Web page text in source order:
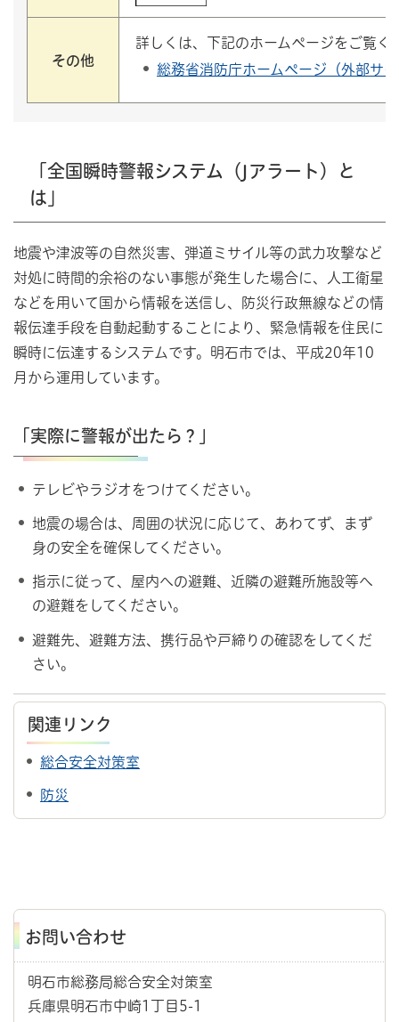
その他
詳しくは、下記のホームページをご覧く
総務省消防庁ホームページ（外部サ
「全国瞬時警報システム（Jアラート）と
は」
地震や津波等の自然災害、弾道ミサイル等の武力攻撃など
対処に時間的余裕のない事態が発生した場合に、人工衛星
などを用いて国から情報を送信し、防災行政無線などの情
報伝達手段を自動起動することにより、緊急情報を住民に
瞬時に伝達するシステムです。明石市では、平成20年10
月から運用しています。
「実際に警報が出たら？」
テレビやラジオをつけてください。
地震の場合は、周囲の状況に応じて、あわてず、まず
身の安全を確保してください。
指示に従って、屋内への避難、近隣の避難所施設等へ
の避難をしてください。
避難先、避難方法、携行品や戸締りの確認をしてくだ
さい。
関連リンク
総合安全対策室
防災
お問い合わせ
明石市総務局総合安全対策室
兵庫県明石市中崎1丁目5-1